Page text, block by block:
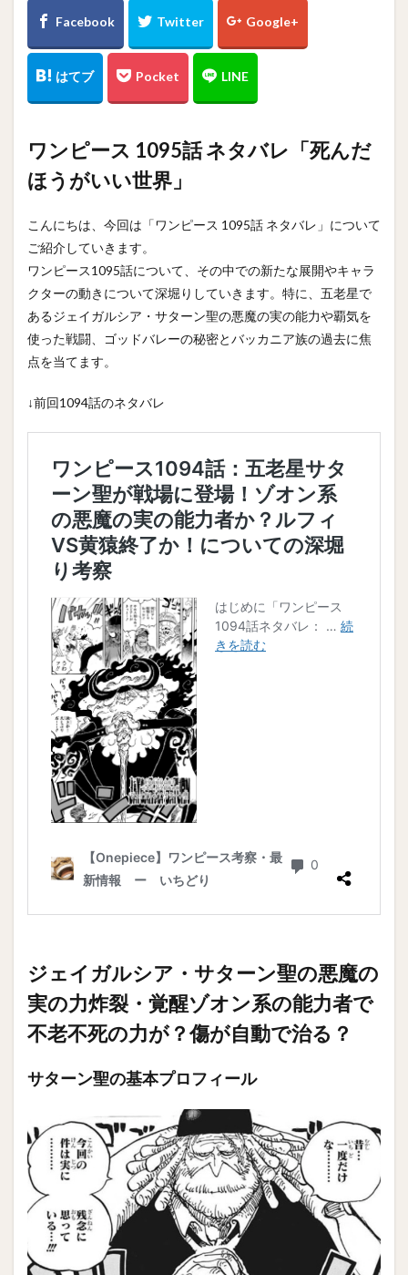
ワンピース 1095話 ネタバレ「死んだ
ほうがいい世界」
こんにちは、今回は「ワンピース 1095話 ネタバレ」について
ご紹介していきます。
ワンピース1095話について、その中での新たな展開やキャラ
クターの動きについて深堀りしていきます。特に、五老星で
あるジェイガルシア・サターン聖の悪魔の実の能力や覇気を
使った戦闘、ゴッドバレーの秘密とバッカニア族の過去に焦
点を当てます。
↓前回1094話のネタバレ
ジェイガルシア・サターン聖の悪魔の
実の力炸裂・覚醒ゾオン系の能力者で
不老不死の力が？傷が自動で治る？
サターン聖の基本プロフィール